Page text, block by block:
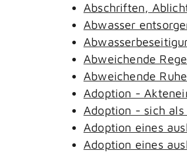
Abschriften,
Abwasser
Abweichende
Abweichende
Adoption -
Adoption - sich
Adoption eines
Adoption eines